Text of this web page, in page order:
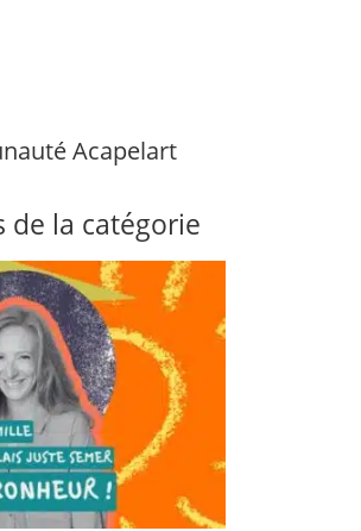
Acapelart
de la catégorie